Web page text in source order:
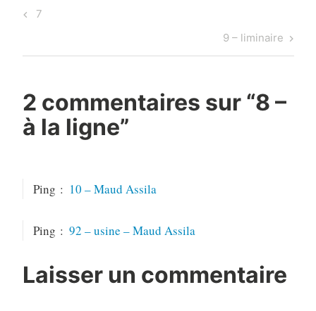
Navigation
Previous
7
Next
Post
9 – liminaire
2 commentaires sur “8 –
à la ligne”
Ping : 10 – Maud Assila
Ping : 92 – usine – Maud Assila
Laisser un commentaire